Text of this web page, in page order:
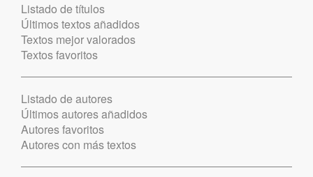
Listado de títulos
Últimos textos añadidos
Textos mejor valorados
Textos favoritos
Listado de autores
Últimos autores añadidos
Autores favoritos
Autores con más textos